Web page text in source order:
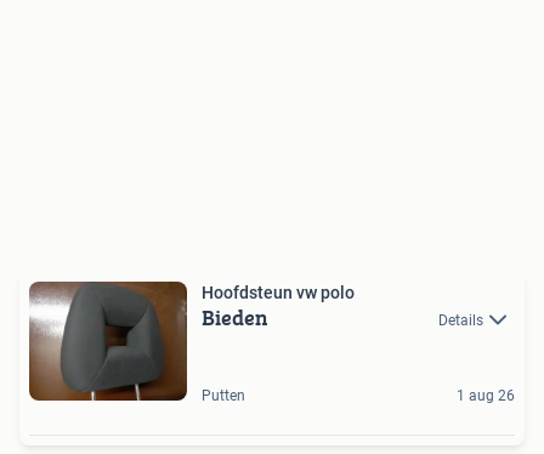
Hoofdsteun vw polo
Bieden Details
Putten 1 aug 26